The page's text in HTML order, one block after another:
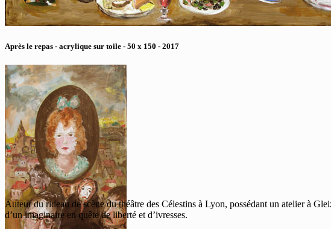
Après le repas - acrylique sur toile - 50 x 150 - 2017
Auteur du rideau de scène du théâtre des Célestins à Lyon, possédant un atelier à
d’un imaginaire en quête de liberté et d’ivresses.